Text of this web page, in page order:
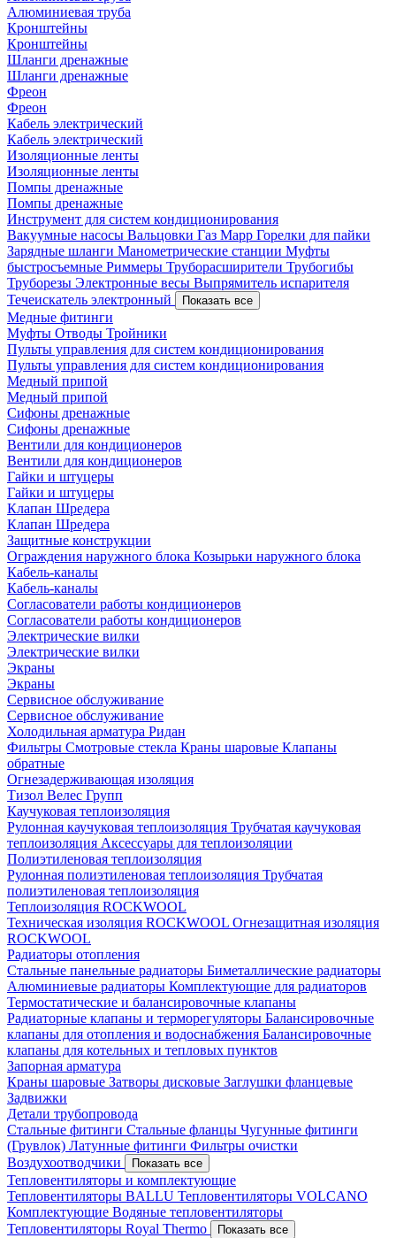
Алюминиевая труба
Кронштейны
Кронштейны
Шланги дренажные
Шланги дренажные
Фреон
Фреон
Кабель электрический
Кабель электрический
Изоляционные ленты
Изоляционные ленты
Помпы дренажные
Помпы дренажные
Инструмент для систем кондиционирования
Вакуумные насосы Вальцовки Газ Mapp Горелки для пайки
Зарядные шланги Манометрические станции Муфты
быстросъемные Риммеры Труборасширители Трубогибы
Труборезы Электронные весы Выпрямитель испарителя
Течеискатель электронный
Показать все
Медные фитинги
Муфты Отводы Тройники
Пульты управления для систем кондиционирования
Пульты управления для систем кондиционирования
Медный припой
Медный припой
Сифоны дренажные
Сифоны дренажные
Вентили для кондиционеров
Вентили для кондиционеров
Гайки и штуцеры
Гайки и штуцеры
Клапан Шредера
Клапан Шредера
Защитные конструкции
Ограждения наружного блока Козырьки наружного блока
Кабель-каналы
Кабель-каналы
Согласователи работы кондиционеров
Согласователи работы кондиционеров
Электрические вилки
Электрические вилки
Экраны
Экраны
Сервисное обслуживание
Сервисное обслуживание
Холодильная арматура Ридан
Фильтры Смотровые стекла Краны шаровые Клапаны
обратные
Огнезадерживающая изоляция
Тизол Велес Групп
Каучуковая теплоизоляция
Рулонная каучуковая теплоизоляция Трубчатая каучуковая
теплоизоляция Аксессуары для теплоизоляции
Полиэтиленовая теплоизоляция
Рулонная полиэтиленовая теплоизоляция Трубчатая
полиэтиленовая теплоизоляция
Теплоизоляция ROCKWOOL
Техническая изоляция ROCKWOOL Огнезащитная изоляция
ROCKWOOL
Радиаторы отопления
Стальные панельные радиаторы Биметаллические радиаторы
Алюминиевые радиаторы Комплектующие для радиаторов
Термостатические и балансировочные клапаны
Радиаторные клапаны и терморегуляторы Балансировочные
клапаны для отопления и водоснабжения Балансировочные
клапаны для котельных и тепловых пунктов
Запорная арматура
Краны шаровые Затворы дисковые Заглушки фланцевые
Задвижки
Детали трубопровода
Стальные фитинги Стальные фланцы Чугунные фитинги
(Грувлок) Латунные фитинги Фильтры очистки
Воздухоотводчики
Показать все
Тепловентиляторы и комплектующие
Тепловентиляторы BALLU Тепловентиляторы VOLCANO
Комплектующие Водяные тепловентиляторы
Тепловентиляторы Royal Thermo
Показать все